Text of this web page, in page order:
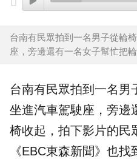
台南有民眾拍到一名男子從輪
座，旁邊還有一名女子幫忙把
台南有民眾拍到一名男
坐進汽車駕駛座，旁邊
椅收起，拍下影片的民
《EBC東森新聞》也